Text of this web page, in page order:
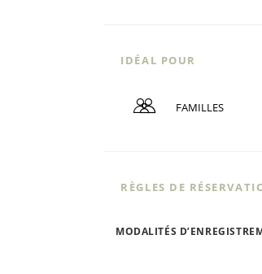
IDÉAL POUR
FAMILLES
RÈGLES DE
MODALITÉS